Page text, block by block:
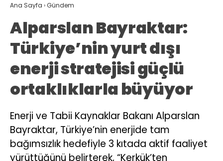
Ana Sayfa ›Gündem
Alparslan Bayraktar:
Türkiye’nin yurt dışı
enerji stratejisi güçlü
ortaklıklarla büyüyor
Enerji ve Tabii Kaynaklar Bakanı Alparslan
Bayraktar, Türkiye’nin enerjide tam
bağımsızlık hedefiyle 3 kıtada aktif faaliyet
yürüttüğünü belirterek, “Kerkük’ten